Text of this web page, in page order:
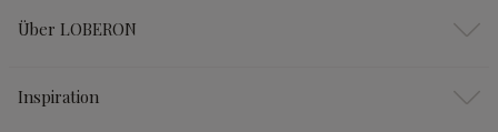
Über LOBERON
Inspiration